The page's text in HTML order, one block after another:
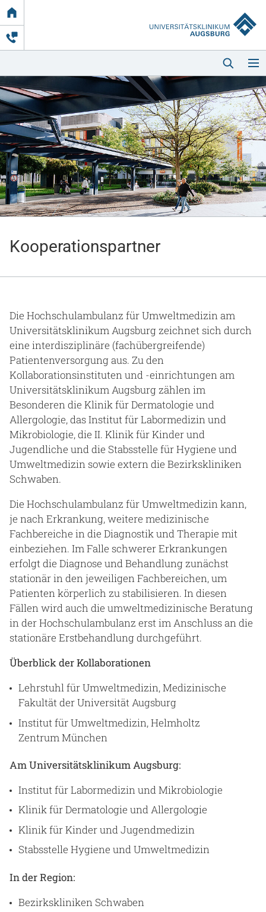
Link
zur
Startseite
Startseite
Kliniken & Einrichtungen
Zuweisende
Beruf & Karriere
Notaufnahme
Anreise
Kooperationspartner
Die Hochschulambulanz für Umweltmedizin am
Universitätsklinikum Augsburg zeichnet sich durch
eine interdisziplinäre (fachübergreifende)
Patientenversorgung aus. Zu den
Kollaborationsinstituten und -einrichtungen am
Universitätsklinikum Augsburg zählen im
Besonderen die Klinik für Dermatologie und
Allergologie, das Institut für Labormedizin und
Mikrobiologie, die II. Klinik für Kinder und
Jugendliche und die Stabsstelle für Hygiene und
Umweltmedizin sowie extern die Bezirkskliniken
Schwaben.
Die Hochschulambulanz für Umweltmedizin kann,
je nach Erkrankung, weitere medizinische
Fachbereiche in die Diagnostik und Therapie mit
einbeziehen. Im Falle schwerer Erkrankungen
erfolgt die Diagnose und Behandlung zunächst
stationär in den jeweiligen Fachbereichen, um
Patienten körperlich zu stabilisieren. In diesen
Fällen wird auch die umweltmedizinische Beratung
in der Hochschulambulanz erst im Anschluss an die
stationäre Erstbehandlung durchgeführt.
Überblick der Kollaborationen
Lehrstuhl für Umweltmedizin, Medizinische
Fakultät der Universität Augsburg
Institut für Umweltmedizin, Helmholtz
Zentrum München
Am Universitätsklinikum Augsburg:
Institut für Labormedizin und Mikrobiologie
Klinik für Dermatologie und Allergologie
Klinik für Kinder und Jugendmedizin
Stabsstelle Hygiene und Umweltmedizin
In der Region:
Bezirkskliniken Schwaben